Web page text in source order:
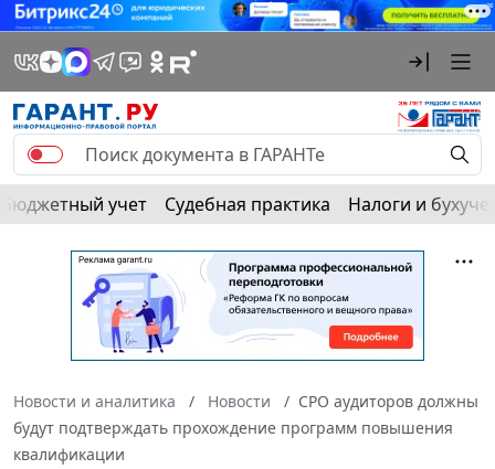
Бюджетный учет Судебная практика Налоги и
Новости и аналитика Новости
СРО аудиторов должны
будут подтверждать прохождение программ повышения
квалификации